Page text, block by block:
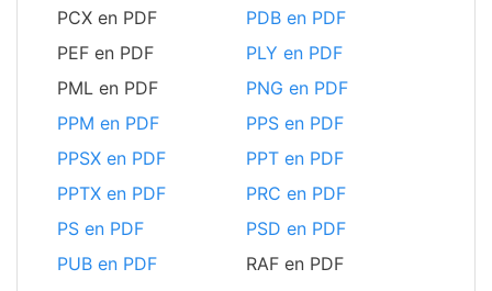
PCX en PDF
PDB en PDF
PEF en PDF
PLY en PDF
PML en PDF
PNG en PDF
PPM en PDF
PPS en PDF
PPSX en PDF
PPT en PDF
PPTX en PDF
PRC en PDF
PS en PDF
PSD en PDF
PUB en PDF
RAF en PDF